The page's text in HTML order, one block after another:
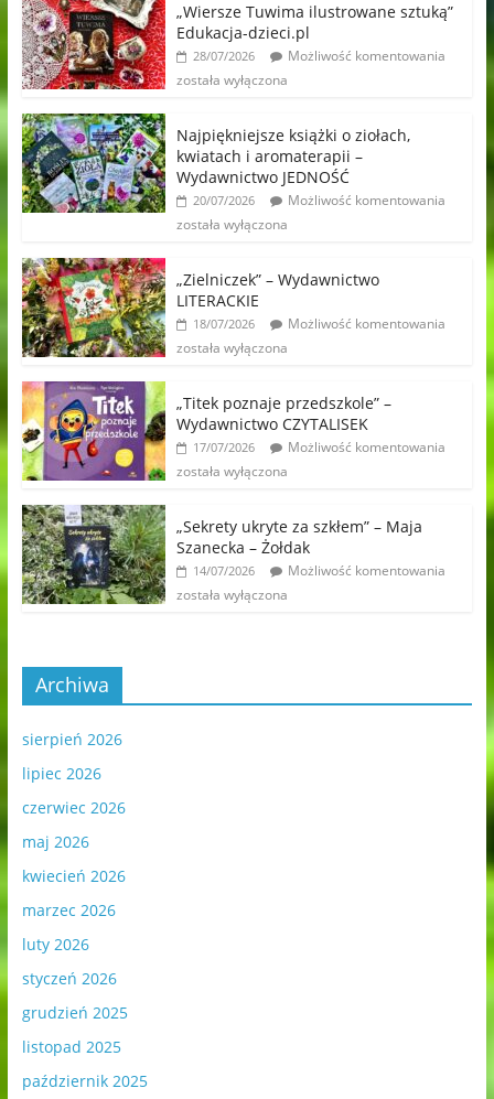
„Wiersze Tuwima ilustrowane sztuką”
Edukacja-dzieci.pl
28/07/2026
Możliwość komentowania
została wyłączona
Najpiękniejsze książki o ziołach,
kwiatach i aromaterapii –
Wydawnictwo JEDNOŚĆ
20/07/2026
Możliwość komentowania
została wyłączona
„Zielniczek” – Wydawnictwo
LITERACKIE
18/07/2026
Możliwość komentowania
została wyłączona
„Titek poznaje przedszkole” –
Wydawnictwo CZYTALISEK
17/07/2026
Możliwość komentowania
została wyłączona
„Sekrety ukryte za szkłem” – Maja
Szanecka – Żołdak
14/07/2026
Możliwość komentowania
została wyłączona
Archiwa
sierpień 2026
lipiec 2026
czerwiec 2026
maj 2026
kwiecień 2026
marzec 2026
luty 2026
styczeń 2026
grudzień 2025
listopad 2025
październik 2025